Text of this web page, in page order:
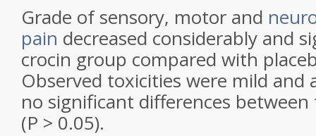
Grade of sensory, motor and
pain decreased considerably and
crocin group compared with
Observed toxicities were mild and
no significant differences
(P > 0.05).